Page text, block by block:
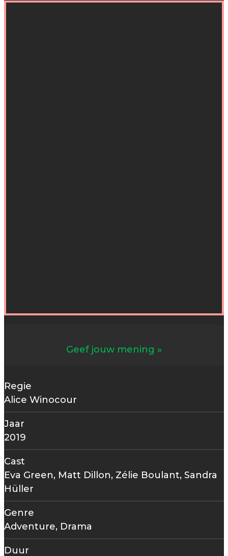
Geef jouw mening
Regie
Alice Winocour
Jaar
2019
Cast
Eva Green, Matt Dillon, Zélie Boulant, Sandra
Hüller
Genre
Adventure, Drama
Duur